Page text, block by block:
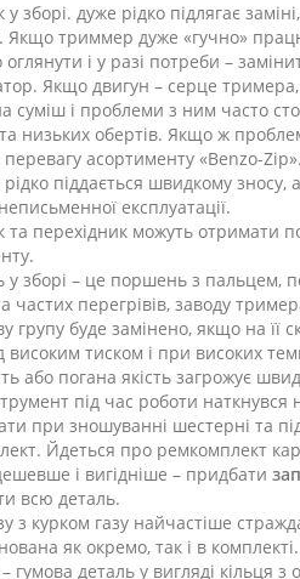
у зборі. дуже рідко підлягає
Якщо триммер дуже «гучно»
оглянути і у разі потреби –
Якщо двигун – серце тримера,
суміш і проблеми з ним часто
низьких обертів. Якщо ж
перевагу асортименту «Benzo-
піддається швидкому зносу,
експлуатації.
та перехідник можуть отримати
зборі – це поршень з пальцем,
частих перегрівів, заводу
групу буде замінено, якщо на її
високим тиском і при високих
або погана якість загрожує
під час роботи наткнувся
при зношуванні шестерні та
Йдеться про ремкомплект
і вигідніше – придбати
всю деталь.
з курком газу найчастіше
як окремо, так і в комплекті.
гумова деталь у вигляді